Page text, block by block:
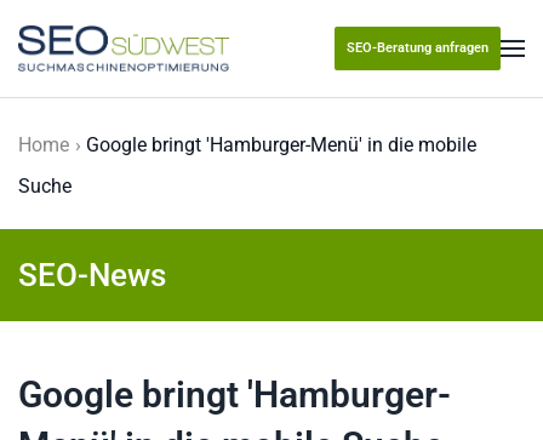
Skip to main content
SEO-Beratung anfragen
Home
Google bringt 'Hamburger-Menü' in die mobile
Suche
SEO-News
Google bringt 'Hamburger-